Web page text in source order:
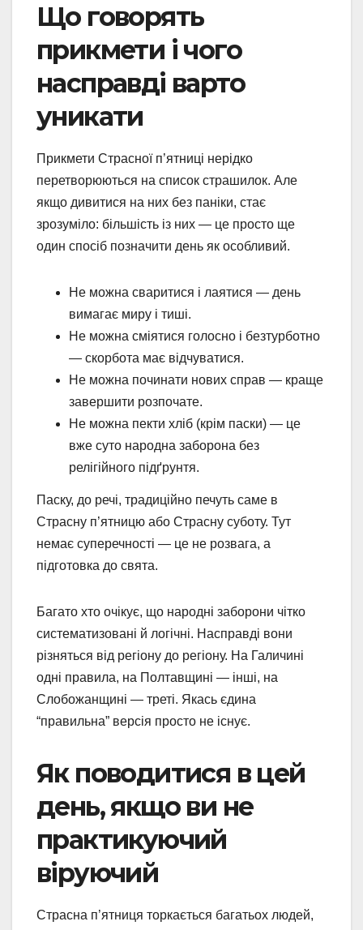
Що говорять
прикмети і чого
насправді варто
уникати
Прикмети Страсної п’ятниці нерідко
перетворюються на список страшилок. Але
якщо дивитися на них без паніки, стає
зрозуміло: більшість із них — це просто ще
один спосіб позначити день як особливий.
Не можна сваритися і лаятися — день
вимагає миру і тиші.
Не можна сміятися голосно і безтурботно
— скорбота має відчуватися.
Не можна починати нових справ — краще
завершити розпочате.
Не можна пекти хліб (крім паски) — це
вже суто народна заборона без
релігійного підґрунтя.
Паску, до речі, традиційно печуть саме в
Страсну п’ятницю або Страсну суботу. Тут
немає суперечності — це не розвага, а
підготовка до свята.
Багато хто очікує, що народні заборони чітко
систематизовані й логічні. Насправді вони
різняться від регіону до регіону. На Галичині
одні правила, на Полтавщині — інші, на
Слобожанщині — треті. Якась єдина
“правильна” версія просто не існує.
Як поводитися в цей
день, якщо ви не
практикуючий
віруючий
Страсна п’ятниця торкається багатьох людей,